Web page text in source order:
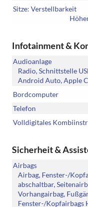
Sitze: Verstellbarkeit
Infotainment &
Audioanlage
Radio, Schnittstelle
Android Auto, Apple
Bordcomputer
Telefon
Volldigitales
Sicherheit &
Airbags
Airbag, Fenster-/
abschaltbar,
Vorhangairbag,
Fenster-/Kopfairbags